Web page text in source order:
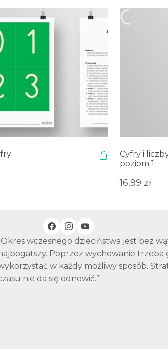
Cyfry i
poziom 1
16,99 zł
wczesnego dzieciństwa jest bez
Poprzez wychowanie trzeba
w każdy możliwy sposób.
nie da się odnowić.”